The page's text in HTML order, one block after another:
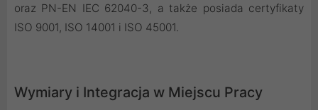
oraz PN-EN IEC 62040-3, a także posiada certyfikaty
ISO 9001, ISO 14001 i ISO 45001.
Wymiary i Integracja w Miejscu Pracy